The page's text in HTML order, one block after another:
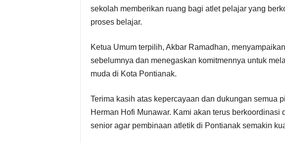
sekolah memberikan ruang bagi atlet pelajar yang
proses belajar.
Ketua Umum terpilih, Akbar Ramadhan,
sebelumnya dan menegaskan komitmennya untuk
muda di Kota Pontianak.
Terima kasih atas kepercayaan dan dukungan semua
Herman Hofi Munawar. Kami akan terus berkoordinasi
senior agar pembinaan atletik di Pontianak semakin